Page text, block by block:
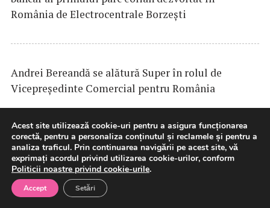
România de Electrocentrale Borzești
Andrei Bereandă se alătură Super în rolul de
Vicepreședinte Comercial pentru România
DP WORLDlansează un coridor intermodal pilot
pentru vehicule finite între Europa de Vest și sud-
estul Europei
Acest site utilizează cookie-uri pentru a asigura funcționarea
corectă, pentru a personaliza conținutul și reclamele și pentru a
analiza traficul. Prin continuarea navigării pe acest site, vă
exprimați acordul privind utilizarea cookie-urilor, conform
Politicii noastre privind cookie-urile.
Accept Setări